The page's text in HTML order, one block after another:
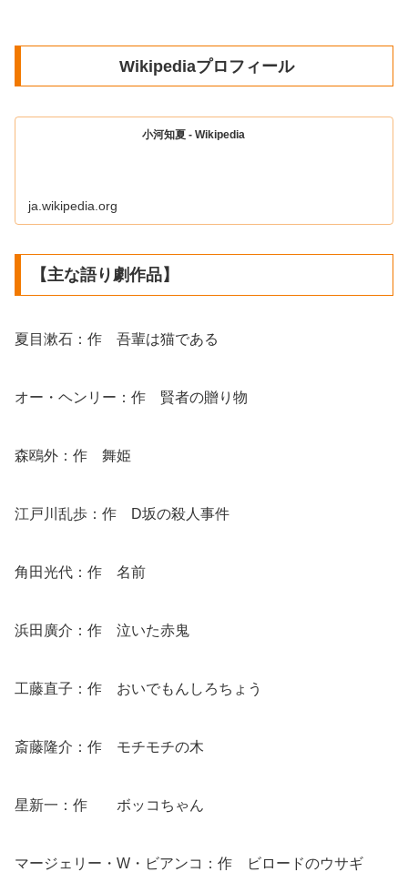
Wikipediaプロフィール
小河知夏 - Wikipedia
ja.wikipedia.org
【主な語り劇作品】
夏目漱石：作 吾輩は猫である
オー・ヘンリー：作 賢者の贈り物
森鴎外：作 舞姫
江戸川乱歩：作 D坂の殺人事件
角田光代：作 名前
浜田廣介：作 泣いた赤鬼
工藤直子：作 おいでもんしろちょう
斎藤隆介：作 モチモチの木
星新一：作 ボッコちゃん
マージェリー・W・ビアンコ：作 ビロードのウサギ